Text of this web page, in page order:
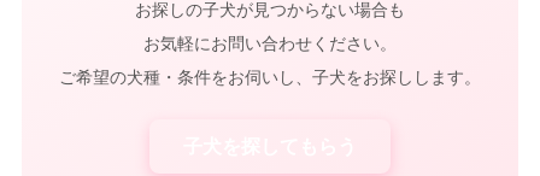
お探しの子犬が見つからない場合も
お気軽にお問い合わせください。
ご希望の犬種・条件をお伺いし、子犬をお探しします。